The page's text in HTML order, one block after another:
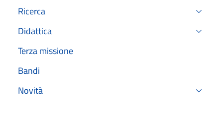
Ricerca
Didattica
Terza missione
Bandi
Novità